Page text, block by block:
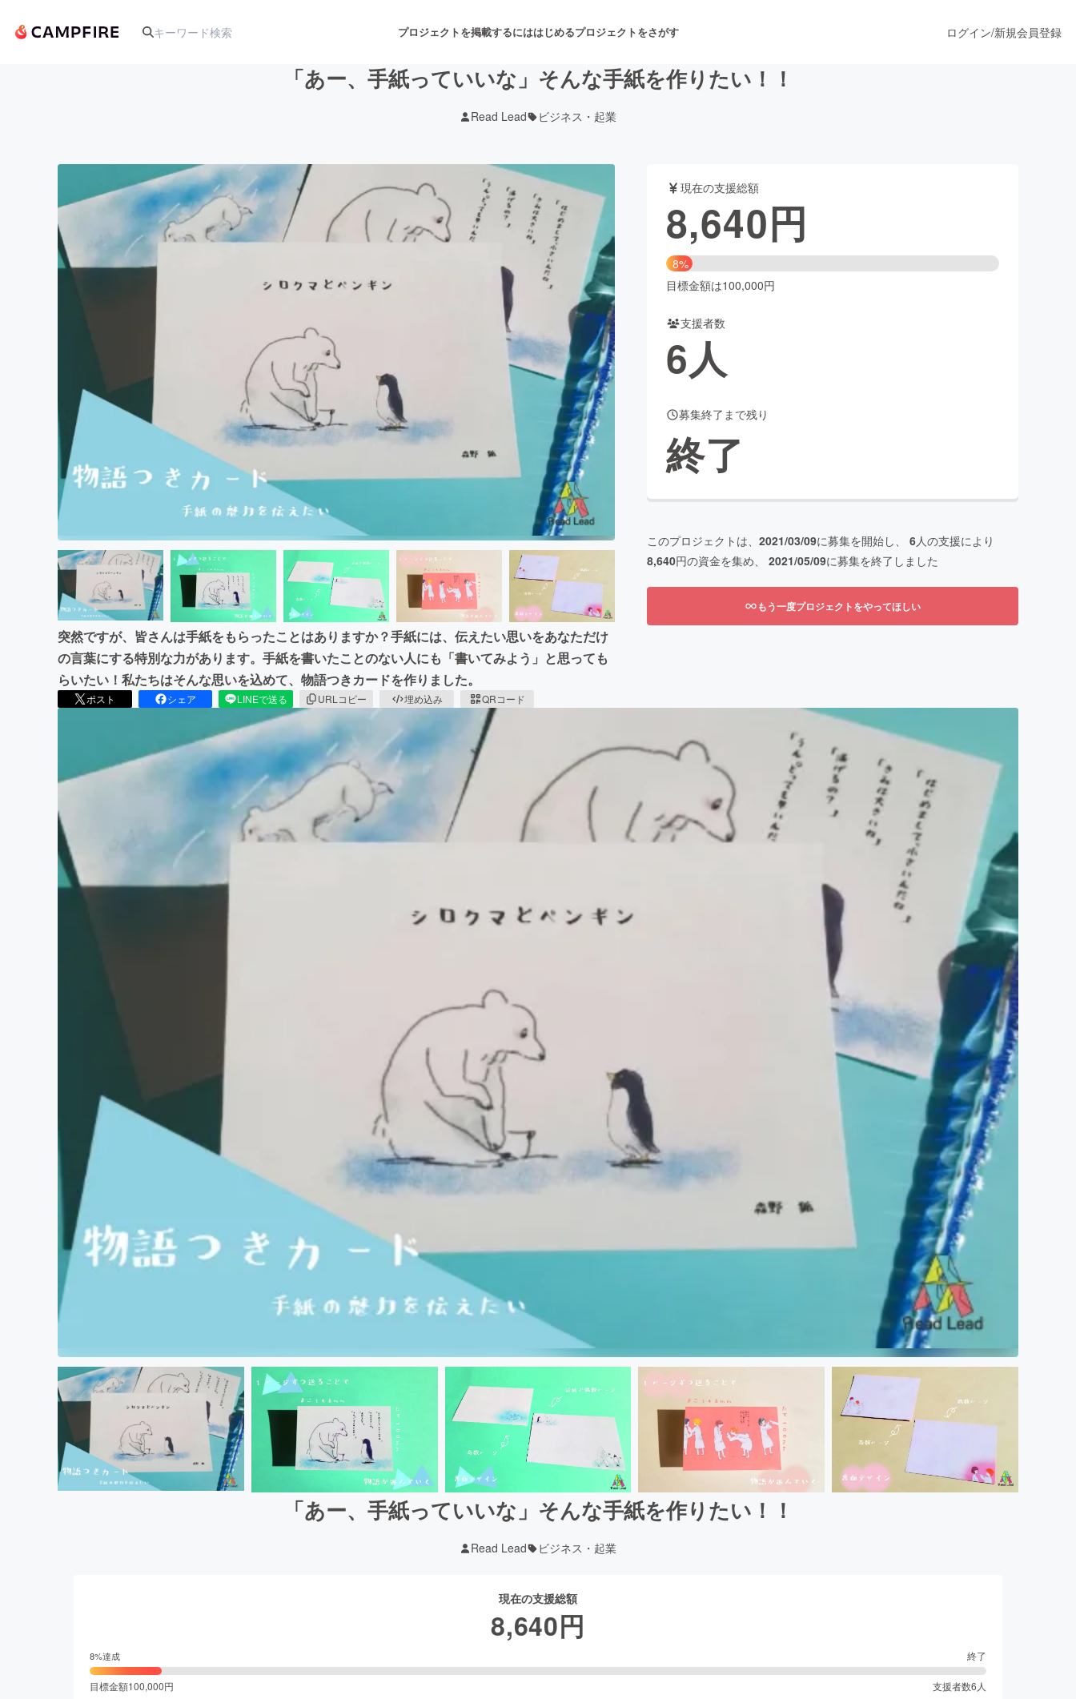
プロジェクトを掲載するにははじめるプロジェクトをさがす
アート・写真 舞台・パフォーマンス
テクノロジー・ガジェット ゲーム・サービス開発 フード・飲食店
書籍・雑誌出版 アニメ・漫画
ビューティー・ヘルスケア
まちづくり・地域活性化
CAMPFIRE for Social Good CAMPFIRE Creation
CAMPFIREふるさと納税
machi-yaコミュニティ
ログイン/新規会員登録
「あー、手紙っていいな」そんな手紙を作りたい！！
Read Lead ビジネス・起業
突然ですが、皆さんは手紙をもらったことはありますか？手紙には、伝えたい思いをあなただけ
の言葉にする特別な力があります。手紙を書いたことのない人にも「書いてみよう」と思っても
らいたい！私たちはそんな思いを込めて、物語つきカードを作りました。
ポスト シェア LINEで送る URLコピー 埋め込み QRコード
現在の支援総額
8,640円
8%
目標金額は100,000円
支援者数
6人
募集終了まで残り
終了
このプロジェクトは、 2021/03/09に募集を開始し、 6人の支援により
8,640円の資金を集め、 2021/05/09に募集を終了しました
もう一度プロジェクトをやってほしい
「あー、手紙っていいな」そんな手紙を作りたい！！
Read Lead ビジネス・起業
現在の支援総額
8,640円
8%達成 終了
目標金額100,000円 支援者数6 人